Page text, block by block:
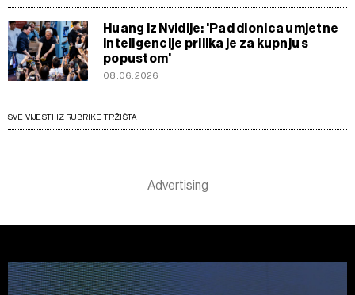
Huang iz Nvidije: 'Pad dionica umjetne
inteligencije prilika je za kupnju s
popustom'
08.06.2026
SVE VIJESTI IZ RUBRIKE TRŽIŠTA